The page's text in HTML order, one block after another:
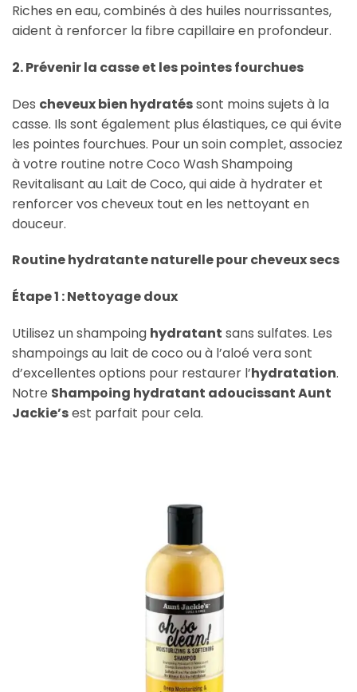
Riches en eau, combinés à des huiles nourrissantes,
aident à renforcer la fibre capillaire en profondeur.
2. Prévenir la casse et les pointes fourchues
Des cheveux bien hydratéssont moins sujets à la
casse. Ils sont également plus élastiques, ce qui évite
les pointes fourchues. Pour un soin complet, associez
à votre routine notre Coco Wash Shampoing
Revitalisant au Lait de Coco, qui aide à hydrater et
renforcer vos cheveux tout en les nettoyant en
douceur.
Routine hydratante naturelle pour cheveux secs
Étape 1 : Nettoyage doux
Utilisez un shampoing hydratant sans sulfates. Les
shampoings au lait de coco ou à l’aloé vera sont
d’excellentes options pour restaurer l’hydratation.
Notre Shampoing hydratant adoucissant Aunt
Jackie’sest parfait pour cela.